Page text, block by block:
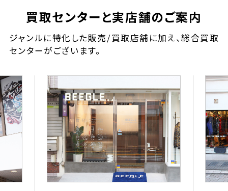
買取センターと実店舗のご案内
ジャンルに特化した販売/買取店舗に加え、総合買取
センターがございます。